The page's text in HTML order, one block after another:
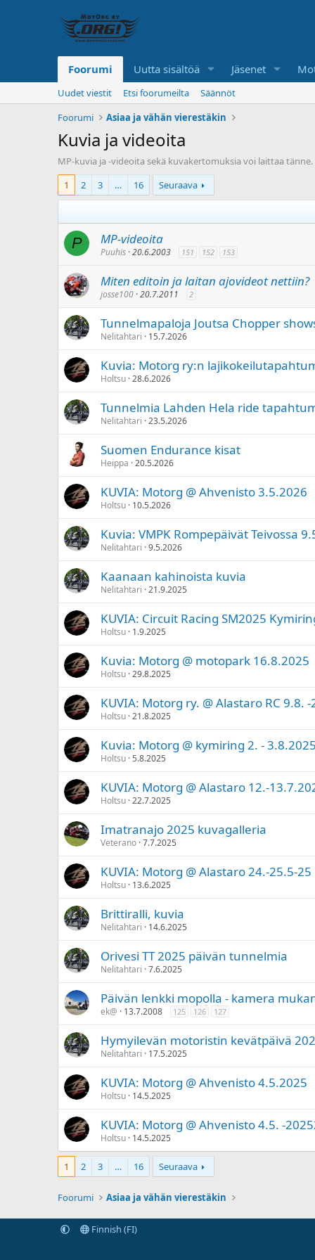
Foorumi Uutta sisältöä Jäsenet
Uudet viestit Etsi foorumeilta
Säännöt
Foorumi
Asiaa ja vähän vierestäkin
Kuvia ja videoita
MP-kuvia ja -videoita sekä kuvakertomuksia voi laittaa tänne.
1
2 3 … 16 Seuraava
P MP-videoita
Puuhis 20.6.2003 151 152 153
Miten editoin ja laitan ajovideot nettiin?
josse100 20.7.2011 2
Tunnelmapaloja Joutsa Chopper
Nelitahtari 15.7.2026
Kuvia: Motorg ry:n
Holtsu 28.6.2026
Tunnelmia Lahden Hela ride
Nelitahtari 23.5.2026
Suomen Endurance kisat
Heippa 20.5.2026
KUVIA: Motorg @ Ahvenisto 3.5.2026
Holtsu 10.5.2026
Kuvia: VMPK Rompepäivät Teivossa
Nelitahtari 9.5.2026
Kaanaan kahinoista kuvia
Nelitahtari 21.9.2025
KUVIA: Circuit Racing SM2025
Holtsu 1.9.2025
Kuvia: Motorg @ motopark 16.8.2025
Holtsu 29.8.2025
KUVIA: Motorg ry. @ Alastaro RC 9.8. -
Holtsu 21.8.2025
Kuvia: Motorg @ kymiring 2. - 3.8.2025
Holtsu 5.8.2025
KUVIA: Motorg @ Alastaro 12.-
Holtsu 22.7.2025
Imatranajo 2025 kuvagalleria
Veterano 7.7.2025
KUVIA: Motorg @ Alastaro 24.-25.5-25
Holtsu 13.6.2025
Brittiralli, kuvia
Nelitahtari 14.6.2025
Orivesi TT 2025 päivän tunnelmia
Nelitahtari 7.6.2025
Päivän lenkki mopolla - kamera
ek@ 13.7.2008 125 126 127
Hymyilevän motoristin kevätpäivä
Nelitahtari 17.5.2025
KUVIA: Motorg @ Ahvenisto 4.5.2025
Holtsu 14.5.2025
KUVIA: Motorg @ Ahvenisto 4.5. -
Holtsu 14.5.2025
1 2 3 … 16 Seuraava
Foorumi Asiaa ja vähän vierestäkin
Finnish (FI)